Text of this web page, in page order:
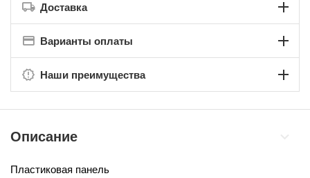
Доставка
Варианты оплаты
Наши преимущества
Описание
Пластиковая панель